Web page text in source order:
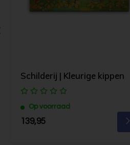
Schilderij | Kleurige kippen
Op voorraad
139,95